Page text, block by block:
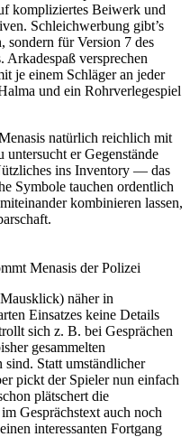
kompliziertes Beiwerk und
Schleichwerbung gibt’s
sondern für Version 7 des
versprechen
je einem Schläger an jeder
und ein Rohrverlegespiel
natürlich reichlich mit
er Gegenstände
ins Inventory — das
Symbole tauchen ordentlich
kombinieren lassen,
Menasis der Polizei
näher in
Einsatzes keine Details
sich z. B. bei Gesprächen
gesammelten
Statt umständlicher
pickt der Spieler nun einfach
plätschert die
Gesprächstext auch noch
interessanten Fortgang